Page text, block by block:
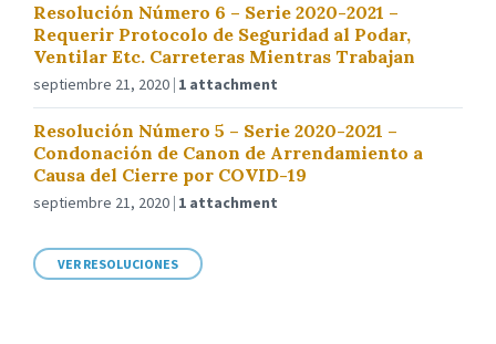
Resolución Número 6 – Serie 2020-2021 –
Requerir Protocolo de Seguridad al Podar,
Ventilar Etc. Carreteras Mientras Trabajan
septiembre 21, 2020 1 attachment
Resolución Número 5 – Serie 2020-2021 –
Condonación de Canon de Arrendamiento a
Causa del Cierre por COVID-19
septiembre 21, 2020 1 attachment
VER RESOLUCIONES